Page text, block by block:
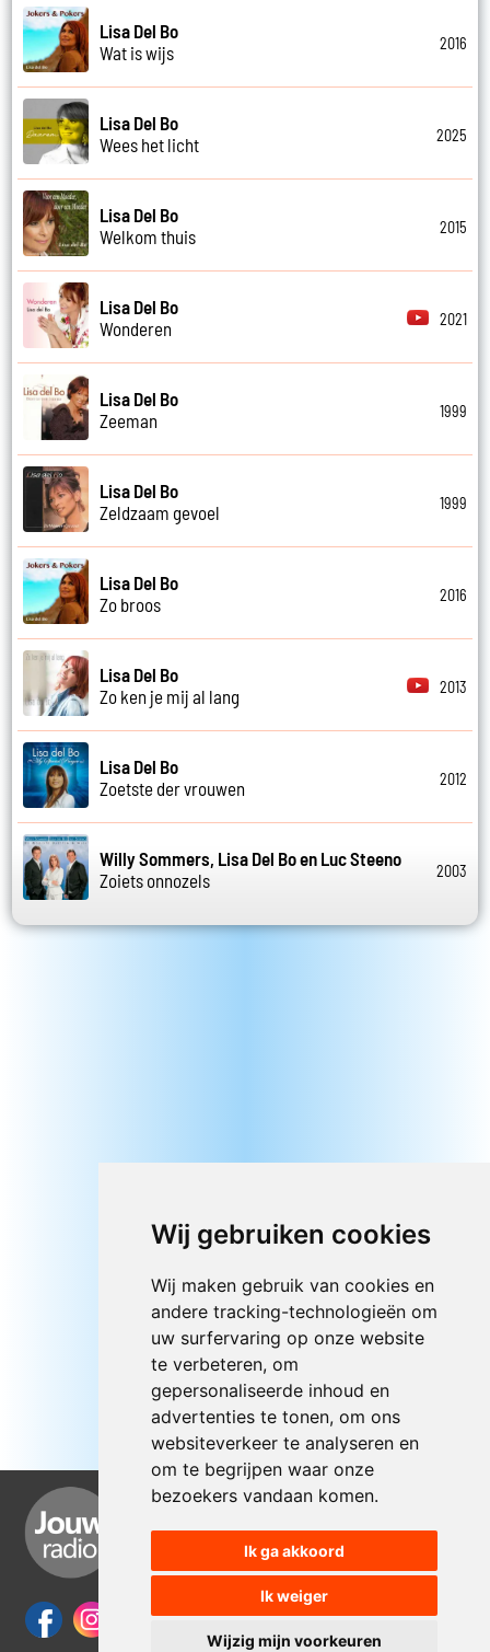
Wij gebruiken cookies
Wij maken gebruik van cookies en
andere tracking-technologieën om
uw surfervaring op onze website
te verbeteren, om
gepersonaliseerde inhoud en
advertenties te tonen, om ons
websiteverkeer te analyseren en
om te begrijpen waar onze
bezoekers vandaan komen.
Ik ga akkoord
Ik weiger
Wijzig mijn voorkeuren
Lisa Del Bo
Wat is wijs
2016
Lisa Del Bo
Wees het licht
2025
Lisa Del Bo
Welkom thuis
2015
Lisa Del Bo
Wonderen
2021
Lisa Del Bo
Zeeman
1999
Lisa Del Bo
Zeldzaam gevoel
1999
Lisa Del Bo
Zo broos
2016
Lisa Del Bo
Zo ken je mij al lang
2013
Lisa Del Bo
Zoetste der vrouwen
2012
Willy Sommers, Lisa Del Bo en Luc Steeno
Zoiets onnozels
2003